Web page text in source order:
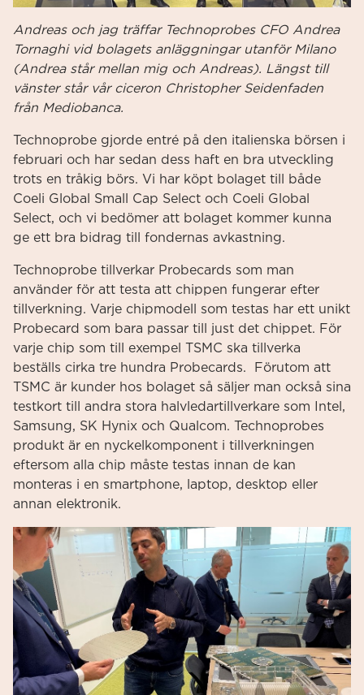
Andreas och jag träffar Technoprobes CFO Andrea
Tornaghi vid bolagets anläggningar utanför Milano
(Andrea står mellan mig och Andreas). Längst till
vänster står vår ciceron Christopher Seidenfaden
från Mediobanca.
Technoprobe gjorde entré på den italienska börsen i
februari och har sedan dess haft en bra utveckling
trots en tråkig börs. Vi har köpt bolaget till både
Coeli Global Small Cap Select och Coeli Global
Select, och vi bedömer att bolaget kommer kunna
ge ett bra bidrag till fondernas avkastning.
Technoprobe tillverkar Probecards som man
använder för att testa att chippen fungerar efter
tillverkning. Varje chipmodell som testas har ett unikt
Probecard som bara passar till just det chippet. För
varje chip som till exempel TSMC ska tillverka
beställs cirka tre hundra Probecards. Förutom att
TSMC är kunder hos bolaget så säljer man också sina
testkort till andra stora halvledartillverkare som Intel,
Samsung, SK Hynix och Qualcom. Technoprobes
produkt är en nyckelkomponent i tillverkningen
eftersom alla chip måste testas innan de kan
monteras i en smartphone, laptop, desktop eller
annan elektronik.